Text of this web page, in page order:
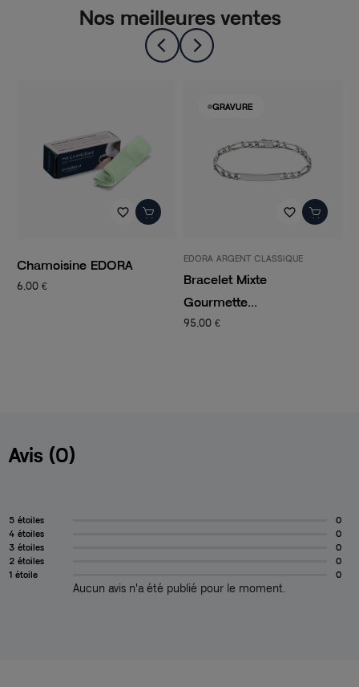
Nos meilleures ventes
EDORA ARGENT CLASSIQUE PANDORA
Charm Femme
CLIP...
Avis (0)
5 étoiles
0
4 étoiles
0
3 étoiles
0
2 étoiles
0
1 étoile
0
Aucun avis n'a été publié pour le moment.